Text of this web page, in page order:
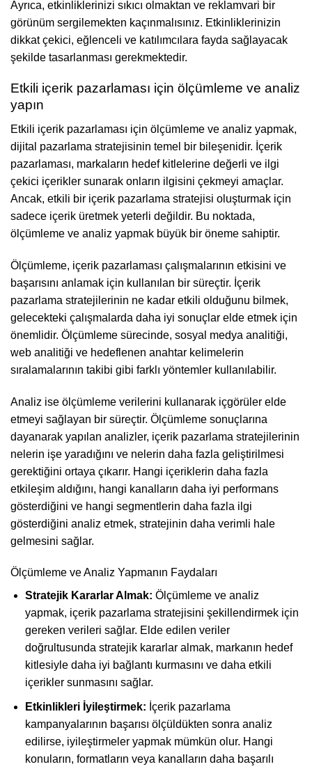
Ayrıca, etkinliklerinizi sıkıcı olmaktan ve reklamvari bir
görünüm sergilemekten kaçınmalısınız. Etkinliklerinizin
dikkat çekici, eğlenceli ve katılımcılara fayda sağlayacak
şekilde tasarlanması gerekmektedir.
Etkili içerik pazarlaması için ölçümleme ve analiz
yapın
Etkili içerik pazarlaması için ölçümleme ve analiz yapmak,
dijital pazarlama stratejisinin temel bir bileşenidir. İçerik
pazarlaması, markaların hedef kitlelerine değerli ve ilgi
çekici içerikler sunarak onların ilgisini çekmeyi amaçlar.
Ancak, etkili bir içerik pazarlama stratejisi oluşturmak için
sadece içerik üretmek yeterli değildir. Bu noktada,
ölçümleme ve analiz yapmak büyük bir öneme sahiptir.
Ölçümleme, içerik pazarlaması çalışmalarının etkisini ve
başarısını anlamak için kullanılan bir süreçtir. İçerik
pazarlama stratejilerinin ne kadar etkili olduğunu bilmek,
gelecekteki çalışmalarda daha iyi sonuçlar elde etmek için
önemlidir. Ölçümleme sürecinde, sosyal medya analitiği,
web analitiği ve hedeflenen anahtar kelimelerin
sıralamalarının takibi gibi farklı yöntemler kullanılabilir.
Analiz ise ölçümleme verilerini kullanarak içgörüler elde
etmeyi sağlayan bir süreçtir. Ölçümleme sonuçlarına
dayanarak yapılan analizler, içerik pazarlama stratejilerinin
nelerin işe yaradığını ve nelerin daha fazla geliştirilmesi
gerektiğini ortaya çıkarır. Hangi içeriklerin daha fazla
etkileşim aldığını, hangi kanalların daha iyi performans
gösterdiğini ve hangi segmentlerin daha fazla ilgi
gösterdiğini analiz etmek, stratejinin daha verimli hale
gelmesini sağlar.
Ölçümleme ve Analiz Yapmanın Faydaları
Stratejik Kararlar Almak: Ölçümleme ve analiz
yapmak, içerik pazarlama stratejisini şekillendirmek için
gereken verileri sağlar. Elde edilen veriler
doğrultusunda stratejik kararlar almak, markanın hedef
kitlesiyle daha iyi bağlantı kurmasını ve daha etkili
içerikler sunmasını sağlar.
Etkinlikleri İyileştirmek: İçerik pazarlama
kampanyalarının başarısı ölçüldükten sonra analiz
edilirse, iyileştirmeler yapmak mümkün olur. Hangi
konuların, formatların veya kanalların daha başarılı